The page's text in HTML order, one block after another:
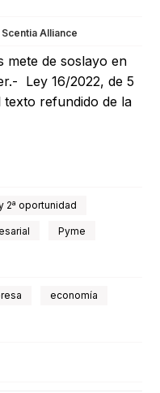
Scentia Alliance
mete de soslayo en
Ley 16/2022, de 5
texto refundido de la
2ª oportunidad
Pyme
economía